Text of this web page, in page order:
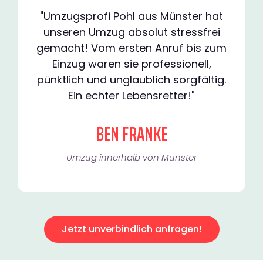
"Umzugsprofi Pohl aus Münster hat
unseren Umzug absolut stressfrei
gemacht! Vom ersten Anruf bis zum
Einzug waren sie professionell,
pünktlich und unglaublich sorgfältig.
Ein echter Lebensretter!"
BEN FRANKE
Umzug innerhalb von Münster​
Jetzt unverbindlich anfragen!